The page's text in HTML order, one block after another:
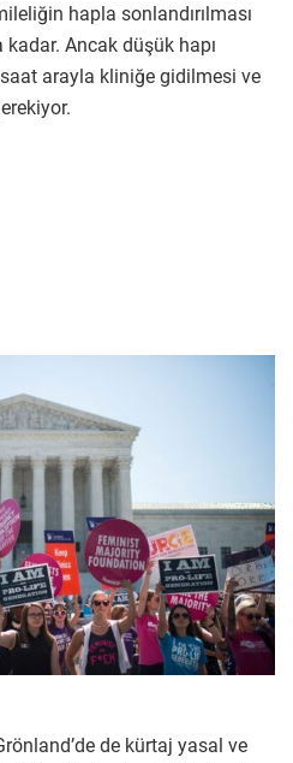
hapla sonlandırılması
Ancak düşük hapı
arayla kliniğe gidilmesi ve
de kürtaj yasal ve